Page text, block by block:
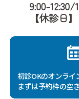
当院は、お客様へ商品や
一部を外部の委託先へ提
適切に個人情報を取り扱
管理責任者を設置し、十
また最新なものに保つよ
9:00-12:30/
【休診日
初診OKのオンライ
まずは予約枠の空